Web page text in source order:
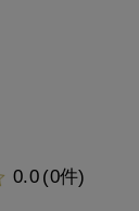
0.0 (0件)